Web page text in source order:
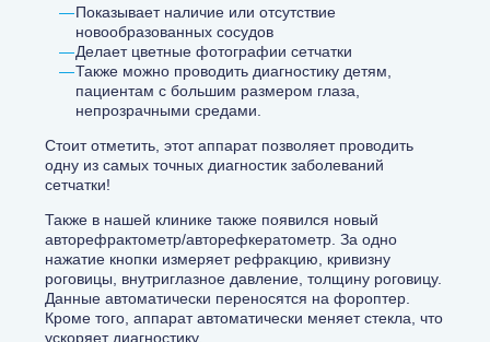
Показывает наличие или отсутствие
новообразованных сосудов
Делает цветные фотографии сетчатки
Также можно проводить диагностику детям,
пациентам с большим размером глаза,
непрозрачными средами.
Стоит отметить, этот аппарат позволяет проводить
одну из самых точных диагностик заболеваний
сетчатки!
Также в нашей клинике также появился новый
авторефрактометр/авторефкератометр. За одно
нажатие кнопки измеряет рефракцию, кривизну
роговицы, внутриглазное давление, толщину роговицу.
Данные автоматически переносятся на фороптер.
Кроме того, аппарат автоматически меняет стекла, что
ускоряет диагностику.